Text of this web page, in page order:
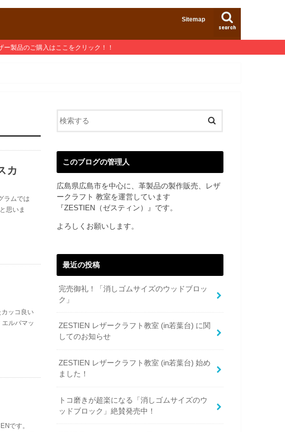
search
Sitemap
製品のご購入はここをクリック！！
カ
ムでは
思いま
ッコ良い
ルバマッ
です。
このブログの管理人
広島県広島市を中心に、革製品の製作販売、レザ
ークラフト 教室を運営しています
『ZESTIEN（ゼスティン）』です。
よろしくお願いします。
最近の投稿
完売御礼！「消しゴムサイズのウッドブロッ
ク」
ZESTIEN レザークラフト教室 (in若葉台) に関
してのお知らせ
ZESTIEN レザークラフト教室 (in若葉台) 始め
ました！
トコ磨きが超楽になる「消しゴムサイズのウ
ッドブロック」絶賛発売中！